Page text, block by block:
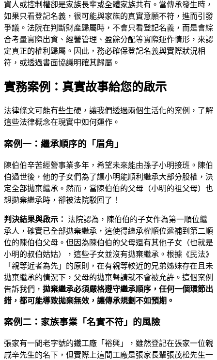
資人或控制權卻是家族長輩或全體家族共有。當傳承發生時，
如果只看登記名義，很可能與家族的真實意願不符，進而引發
爭議。法院在判斷財產歸屬時，不會只看登記名義，而是會綜
合考量實際出資、經營管理、盈餘分配等實際運作情形，來認
定真正的權利歸屬。因此，務必確保登記名義與實際狀況相
符，或透過書面協議明確其歸屬。
實務案例：真實故事給您的啟示
法律條文可能有些生硬，讓我們透過兩個生活化的案例，了解
這些法律概念在現實中如何運作。
案例一：繼承順序的「眉角」
陳伯伯辛苦經營事業多年，希望未來能由孫子小明接班。陳伯
伯過世後，他的子女們為了讓小明能順利繼承大部分股權，決
定全部拋棄繼承。然而，當陳伯伯的父母（小明的祖父母）也
想拋棄繼承時，卻被法院駁回了！
判決結果與啟示： 法院認為，陳伯伯的子女作為第一順位繼
承人，確實已全部拋棄繼承，這使得繼承權順位遞補到第二順
位的陳伯伯父母。但因為陳伯伯的父母還有其他子女（也就是
小明的叔伯姑姑），這些子女並沒有拋棄繼承。根據《民法》
「親等近者為先」的原則，在有親等較近的兄弟姊妹存在且未
拋棄繼承的情況下，父母的拋棄聲請就不會被允許。這個案例
告訴我們， 拋棄繼承必須嚴格遵守繼承順序，任何一個環節出
錯，都可能導致拋棄無效，讓傳承規劃不如預期。
案例二：家族事業「名實不符」的風險
張家有一間老字號的鐵工廠「裕興」，雖然登記在張家一位親
戚辛先生的名下，但實際上這間工廠是張家長輩張茂松先生一